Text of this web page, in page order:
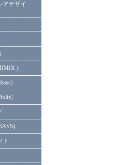
アデザイ
)
）
ト